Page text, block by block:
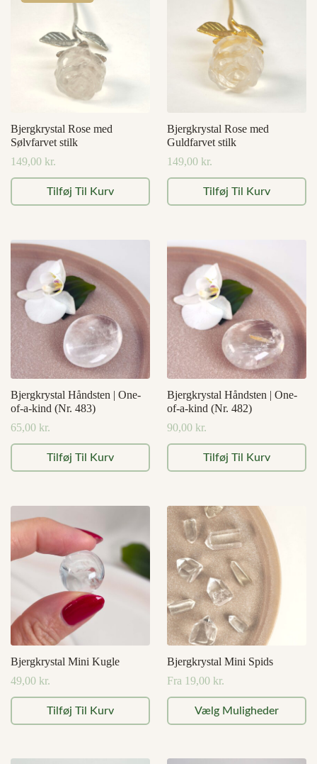
Bjergkrystal Rose med
Sølvfarvet stilk
149,00 kr.
Tilføj Til Kurv
Bjergkrystal Rose med
Guldfarvet stilk
149,00 kr.
Tilføj Til Kurv
Bjergkrystal Håndsten | One-
of-a-kind (Nr. 483)
65,00 kr.
Tilføj Til Kurv
Bjergkrystal Håndsten | One-
of-a-kind (Nr. 482)
90,00 kr.
Tilføj Til Kurv
Bjergkrystal Mini Kugle
49,00 kr.
Tilføj Til Kurv
Bjergkrystal Mini Spids
Fra 19,00 kr.
Vælg Muligheder